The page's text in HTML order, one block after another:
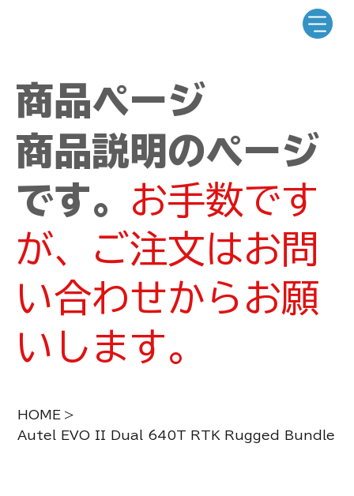
商品ページ
商品説明のページ
です。 お手数です
が、ご注文はお問
い合わせからお願
いします。
HOME >
Autel EVO II Dual 640T RTK Rugged Bundle